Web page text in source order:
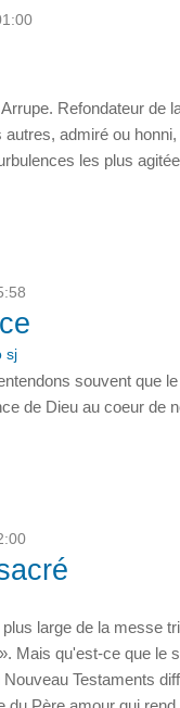
Refondateur
admiré ou
les plus
sj
souvent que
de Dieu au coeur de
large de la messe
Mais qu'est-ce que le
Testaments